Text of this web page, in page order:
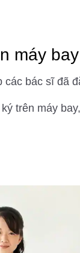
máy
các bác sĩ đã
trên máy